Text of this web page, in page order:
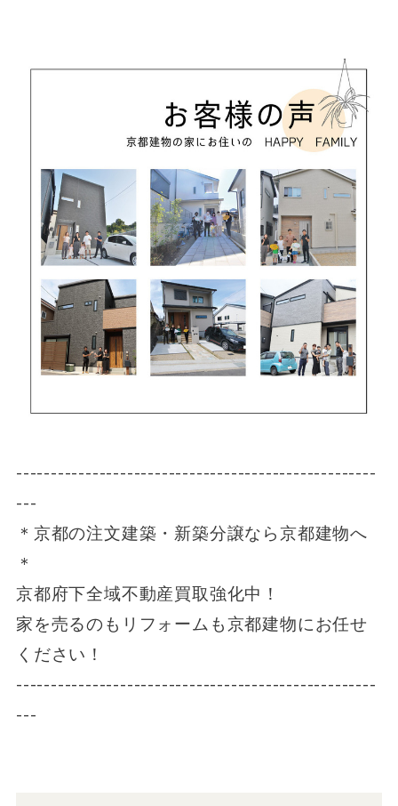
----------------------------------------------------
---
＊京都の注文建築・新築分譲なら京都建物へ
＊
京都府下全域不動産買取強化中！
家を売るのもリフォームも京都建物にお任せ
ください！
----------------------------------------------------
---